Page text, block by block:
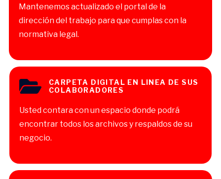
Mantenemos actualizado el portal de la
dirección del trabajo para que cumplas con la
normativa legal.
CARPETA DIGITAL EN LINEA DE SUS
COLABORADORES
Usted contara con un espacio donde podrá
encontrar todos los archivos y respaldos de su
negocio.